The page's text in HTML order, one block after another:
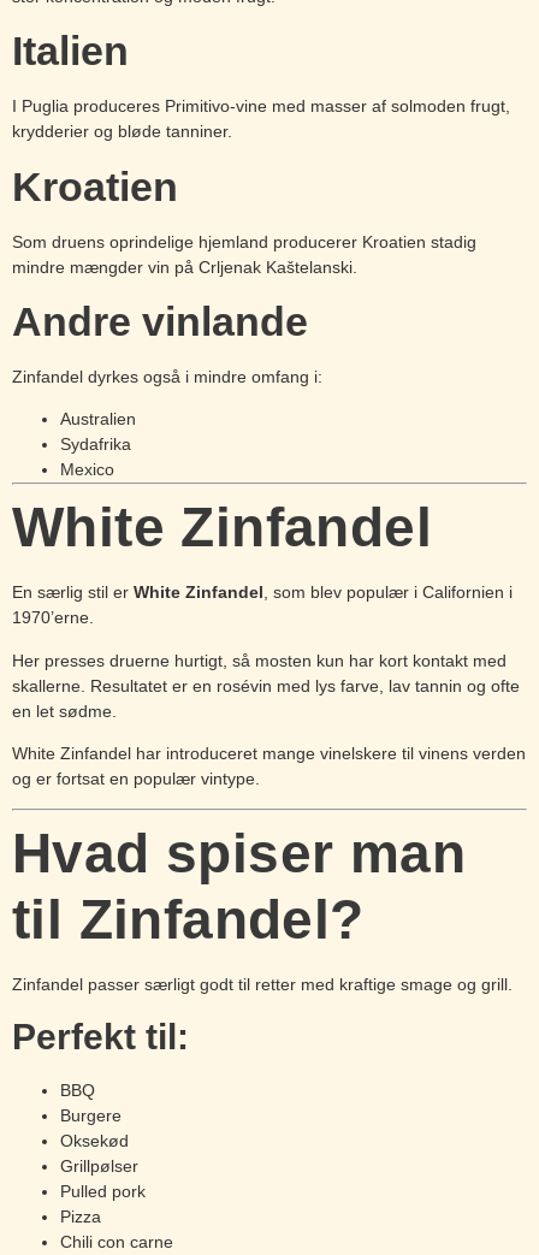
Italien
I Puglia produceres Primitivo-vine med masser af solmoden frugt,
krydderier og bløde tanniner.
Kroatien
Som druens oprindelige hjemland producerer Kroatien stadig
mindre mængder vin på Crljenak Kaštelanski.
Andre vinlande
Zinfandel dyrkes også i mindre omfang i:
Australien
Sydafrika
Mexico
White Zinfandel
En særlig stil er White Zinfandel, som blev populær i Californien i
1970’erne.
Her presses druerne hurtigt, så mosten kun har kort kontakt med
skallerne. Resultatet er en rosévin med lys farve, lav tannin og ofte
en let sødme.
White Zinfandel har introduceret mange vinelskere til vinens verden
og er fortsat en populær vintype.
Hvad spiser man
til Zinfandel?
Zinfandel passer særligt godt til retter med kraftige smage og grill.
Perfekt til:
BBQ
Burgere
Oksekød
Grillpølser
Pulled pork
Pizza
Chili con carne